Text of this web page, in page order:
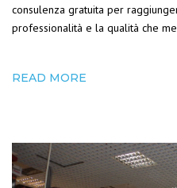
consulenza gratuita per
professionalità e la qualità che
READ MORE